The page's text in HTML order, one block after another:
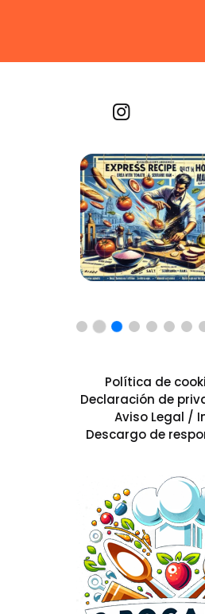
Política de
Declaración de
Aviso Legal /
Descargo de